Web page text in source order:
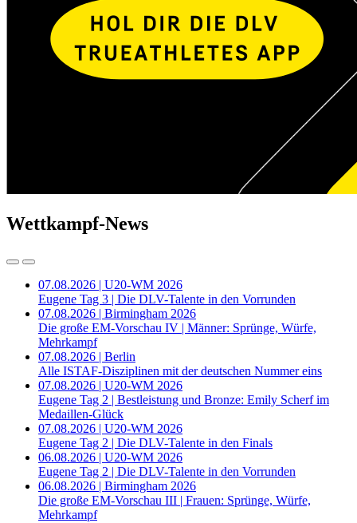
Wettkampf-News
07.08.2026 | U20-WM 2026
Eugene Tag 3 | Die DLV-Talente in den Vorrunden
07.08.2026 | Birmingham 2026
Die große EM-Vorschau IV | Männer: Sprünge, Würfe,
Mehrkampf
07.08.2026 | Berlin
Alle ISTAF-Disziplinen mit der deutschen Nummer eins
07.08.2026 | U20-WM 2026
Eugene Tag 2 | Bestleistung und Bronze: Emily Scherf im
Medaillen-Glück
07.08.2026 | U20-WM 2026
Eugene Tag 2 | Die DLV-Talente in den Finals
06.08.2026 | U20-WM 2026
Eugene Tag 2 | Die DLV-Talente in den Vorrunden
06.08.2026 | Birmingham 2026
Die große EM-Vorschau III | Frauen: Sprünge, Würfe,
Mehrkampf